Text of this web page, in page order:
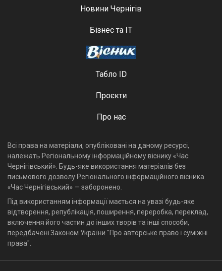
Новини Чернігів
Бізнес та ІТ
Табло ID
Проєкти
Про нас
Всі права на матеріали, опубліковані на даному ресурсі,
належать Регіональному інформаційному віснику «Час
Чернігівський». Будь-яке використання матеріалів без
письмового дозволу Регіонального інформаційного вісника
«Час Чернігівський» — заборонено.
Під використанням інформації мається на увазі будь-яке
відтворення, републікація, поширення, переробка, переклад,
включення його частин до інших творів та інші способи,
передбачені Законом України "Про авторське право і суміжні
права".